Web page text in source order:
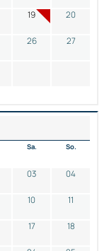
19 20
26 27
Sa. So.
03 04
10 11
17 18